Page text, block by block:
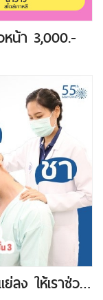
หน้า 3,000.-
OFFICE SYNDROME ปล่อยไว้มีแต่แย่ลง ให้เราช่วยดูแล เริ่มต้น 1,490.-